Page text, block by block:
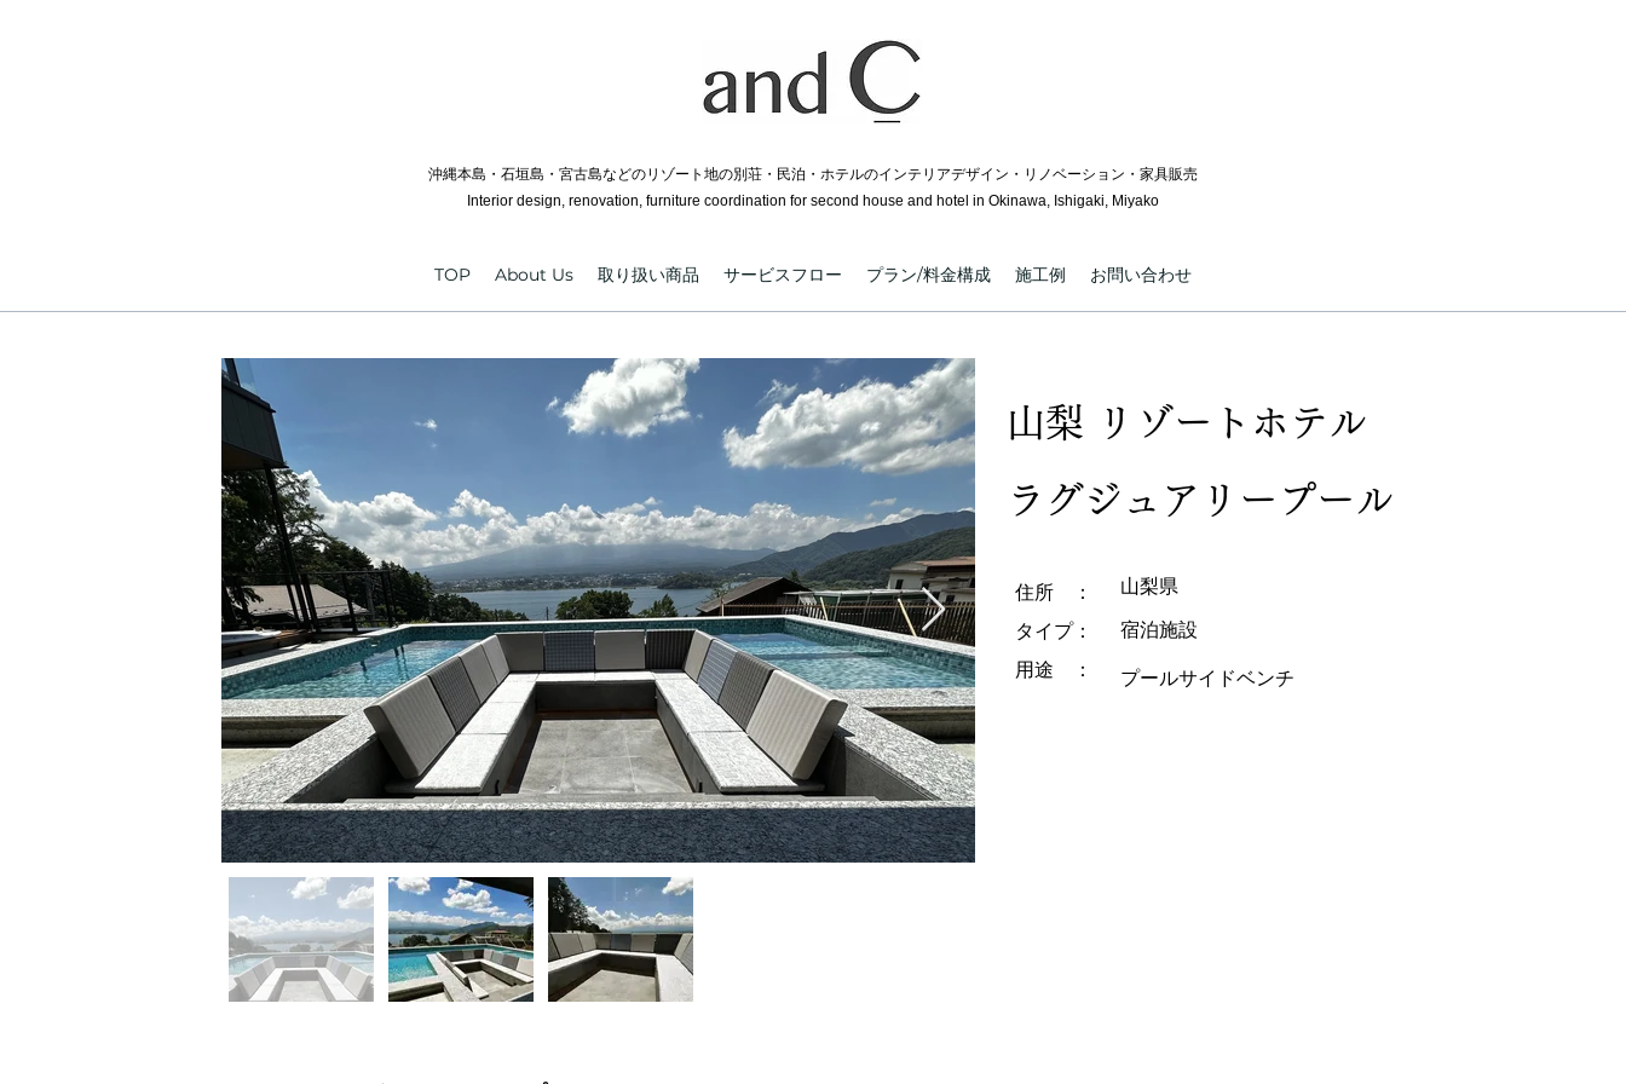
沖縄本島・石垣島・宮古島などのリゾート地の別荘・民泊・ホテルのインテリアデザイン・リノベーション​​・家具販売
Interior design, renovation, furniture coordination for second house and hotel in Okinawa, Ishigaki, Miyako
TOP About Us 取り扱い商品 サービスフロー プラン/料金構成 施工例 お問い合わせ
山梨 リゾートホテル
ラグジュアリープール
住所 ：
​タイプ：
用途 ：
プールサイドベンチ
山梨県
宿泊施設